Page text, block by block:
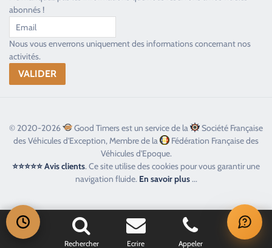
abonnés !
Nous vous enverrons uniquement des informations concernant nos
activités.
© 2020-2026 Good Timers est un service de la
Société Française
des Véhicules d'Exception, Membre de la
Fédération Française des
Véhicules d'Epoque.
⭐⭐⭐⭐⭐ Avis clients. Ce site utilise des cookies pour vous garantir une
navigation fluide. En savoir plus...
Rechercher Ecrire Appeler